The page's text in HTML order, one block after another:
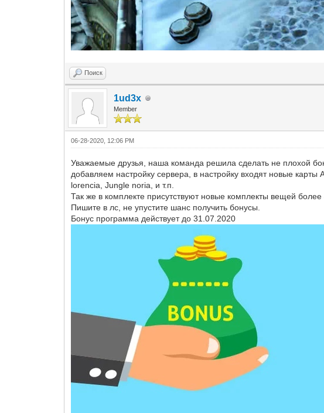
Поиск
1ud3x
Member
06-28-2020, 12:06 PM
Уважаемые друзья, наша команда решила сделать не плохой
добавляем настройку сервера, в настройку входят новые
lorencia, Jungle noria, и т.п.
Так же в комплекте присутствуют новые комплекты вещей
Пишите в лс, не упустите шанс получить бонусы.
Бонус программа действует до 31.07.2020